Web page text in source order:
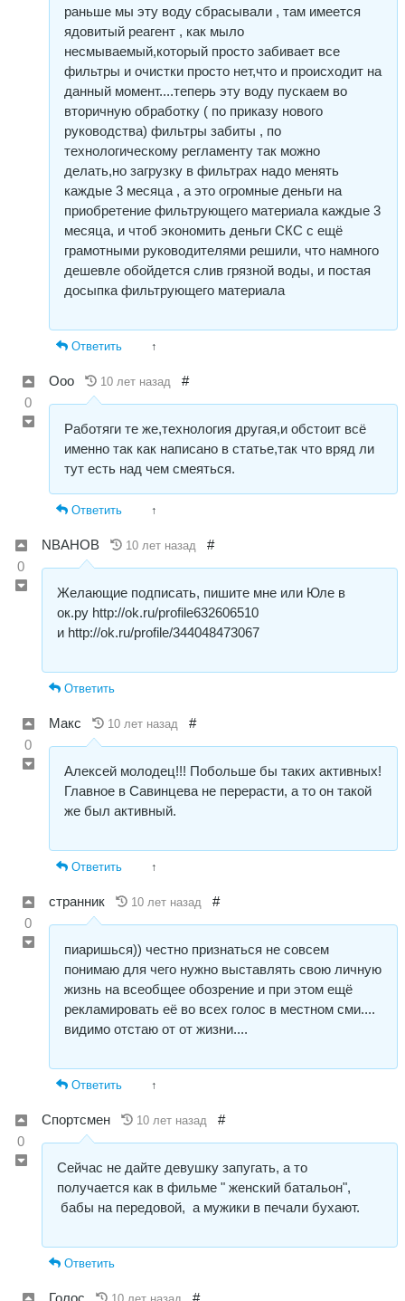
раньше мы эту воду сбрасывали , там имеется
ядовитый реагент , как мыло
несмываемый,который просто забивает все
фильтры и очистки просто нет,что и происходит на
данный момент....теперь эту воду пускаем во
вторичную обработку ( по приказу нового
руководства) фильтры забиты , по
технологическому регламенту так можно
делать,но загрузку в фильтрах надо менять
каждые 3 месяца , а это огромные деньги на
приобретение фильтрующего материала каждые 3
месяца, и чтоб экономить деньги СКС с ещё
грамотными руководителями решили, что намного
дешевле обойдется слив грязной воды, и постая
досыпка фильтрующего материала
Ответить ↑
0
Ооо 10 лет назад #
Работяги те же,технология другая,и обстоит всё
именно так как написано в статье,так что вряд ли
тут есть над чем смеяться.
Ответить ↑
0
NBAHOB 10 лет назад #
Желающие подписать, пишите мне или Юле в
ок.ру http://ok.ru/profile632606510
и http://ok.ru/profile/344048473067
Ответить
0
Макс 10 лет назад #
Алексей молодец!!! Побольше бы таких активных!
Главное в Савинцева не перерасти, а то он такой
же был активный.
Ответить ↑
0
странник 10 лет назад #
пиаришься)) честно признаться не совсем
понимаю для чего нужно выставлять свою личную
жизнь на всеобщее обозрение и при этом ещё
рекламировать её во всех голос в местном сми....
видимо отстаю от от жизни....
Ответить ↑
0
Спортсмен 10 лет назад #
Сейчас не дайте девушку запугать, а то
получается как в фильме " женский батальон",
бабы на передовой, а мужики в печали бухают.
Ответить
Голос #